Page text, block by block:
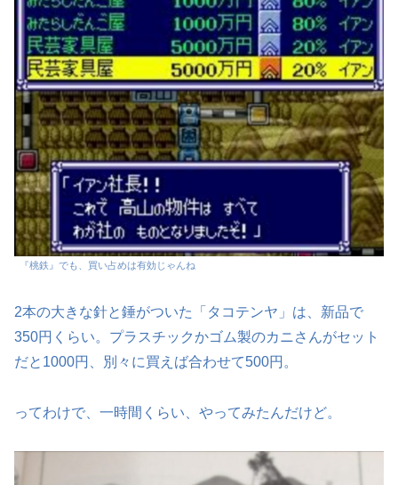
『桃鉄』でも、買い占めは有効じゃんね
2本の大きな針と錘がついた「タコテンヤ」は、新品で
350円くらい。プラスチックかゴム製のカニさんがセット
だと1000円、別々に買えば合わせて500円。
ってわけで、一時間くらい、やってみたんだけど。